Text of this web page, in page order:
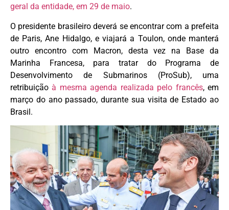
geral da entidade, em 29 de maio.
O presidente brasileiro deverá se encontrar com a prefeita
de Paris, Ane Hidalgo, e viajará a Toulon, onde manterá
outro encontro com Macron, desta vez na Base da
Marinha Francesa, para tratar do Programa de
Desenvolvimento de Submarinos (ProSub), uma
retribuição à mesma agenda realizada pelo francês, em
março do ano passado, durante sua visita de Estado ao
Brasil.